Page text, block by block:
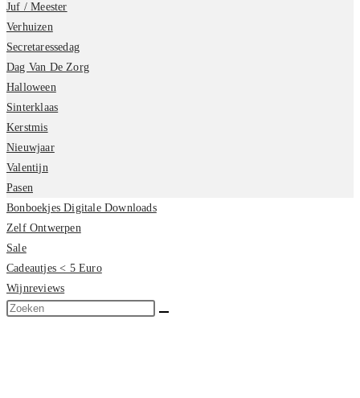
Juf / Meester
Verhuizen
Secretaressedag
Dag Van De Zorg
Halloween
Sinterklaas
Kerstmis
Nieuwjaar
Valentijn
Pasen
Bonboekjes Digitale Downloads
Zelf Ontwerpen
Sale
Cadeautjes < 5 Euro
Wijnreviews
Zoek